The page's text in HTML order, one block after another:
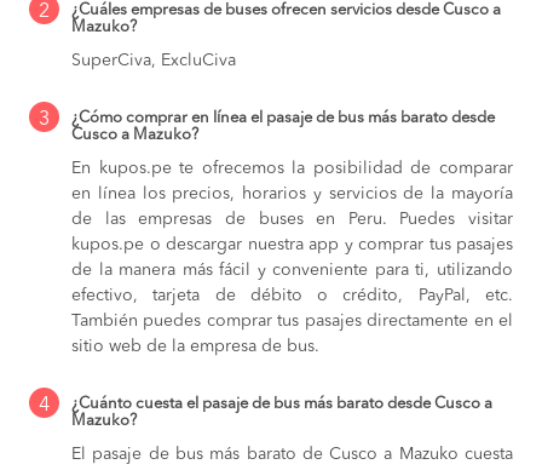
2
¿Cuáles empresas de buses ofrecen servicios desde Cusco a
Mazuko?
SuperCiva, ExcluCiva
3
¿Cómo comprar en línea el pasaje de bus más barato desde
Cusco a Mazuko?
En kupos.pe te ofrecemos la posibilidad de comparar
en línea los precios, horarios y servicios de la mayoría
de las empresas de buses en Peru. Puedes visitar
kupos.pe o descargar nuestra app y comprar tus pasajes
de la manera más fácil y conveniente para ti, utilizando
efectivo, tarjeta de débito o crédito, PayPal, etc.
También puedes comprar tus pasajes directamente en el
sitio web de la empresa de bus.
4
¿Cuánto cuesta el pasaje de bus más barato desde Cusco a
Mazuko?
El pasaje de bus más barato de Cusco a Mazuko cuesta